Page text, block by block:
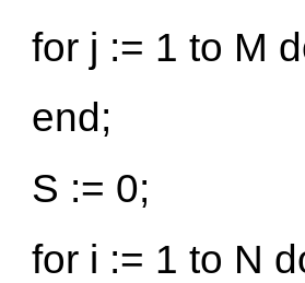
for j := 1 to M
end;
S := 0;
for i := 1 to N